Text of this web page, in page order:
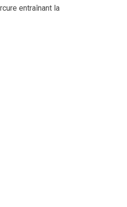
entraînant la